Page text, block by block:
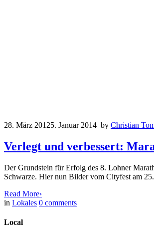
28. März 20125. Januar 2014 by Christian
Verlegt und verbessert:
Der Grundstein für Erfolg des 8. Lohner
Schwarze. Hier nun Bilder vom Cityfest am
Read More›
in Lokales 0 comments
Local